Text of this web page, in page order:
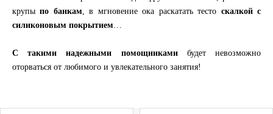
крупыпо банкам , в мгновение ока раскатать тесто скалкой с
силиконовым покрытием
С такими надежными помощникамибудет невозможно
оторваться от любимого и увлекательного занятия!